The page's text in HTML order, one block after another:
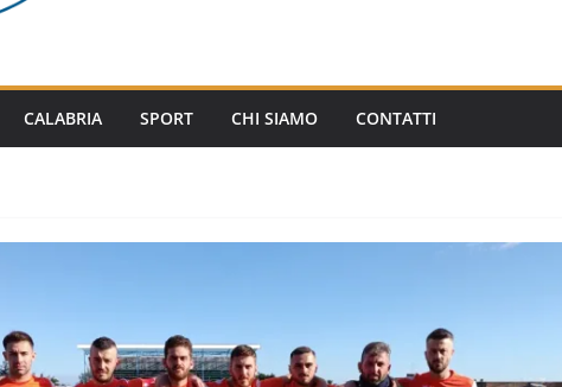
CALABRIA SPORT CHI SIAMO CONTATTI